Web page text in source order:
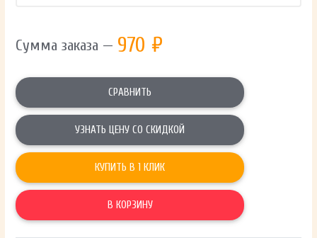
Сумма заказа — 970 ₽
СРАВНИТЬ
УЗНАТЬ ЦЕНУ СО СКИДКОЙ
КУПИТЬ В 1 КЛИК
В КОРЗИНУ